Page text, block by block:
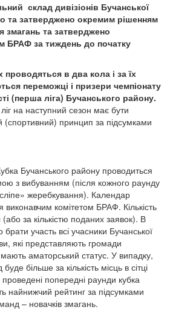
склад дивізіонів Бучанської
та затверджено окремим рішенням
змагань та затверджено
БРАФ за тиждень до початку
проводяться в два кола і за їх
переможці і призери чемпіонату
(перша ліга) Бучанського району.
на наступний сезон має бути
(спортивний) принцип за підсумками
Бучанського району проводиться
з вибуванням (після кожного раунду
жеребкування). Календар
виконавчим комітетом БРАФ. Кількість
за кількістю поданих заявок). В
участь всі учасники Бучанської
які представляють громади
аматорський статус. У випадку,
більше за кількість місць в сітці
попередні раунди кубка
найнижчий рейтинг за підсумками
– новачків змагань.